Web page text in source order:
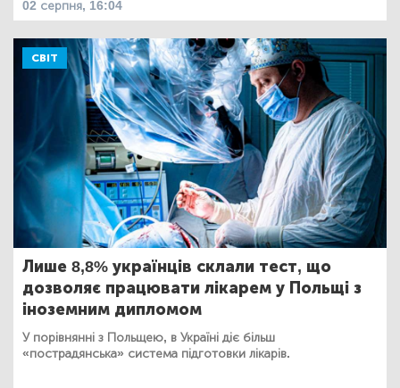
02 серпня, 16:04
СВІТ
Лише 8,8% українців склали тест, що
дозволяє працювати лікарем у Польщі з
іноземним дипломом
У порівнянні з Польщею, в Україні діє більш
«пострадянська» система підготовки лікарів.